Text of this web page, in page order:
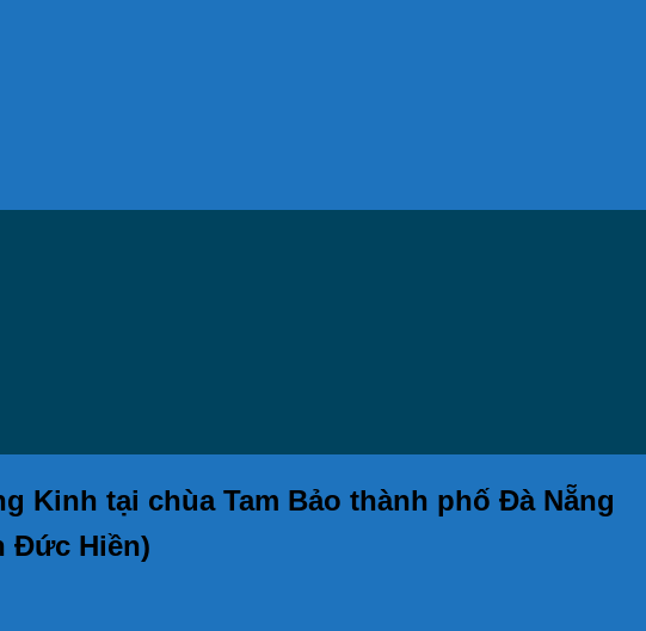
Kinh tại chùa Tam Bảo thành phố Đà Nẵng
Đức Hiền)